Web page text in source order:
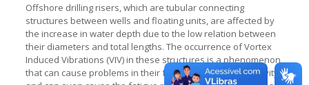
Offshore drilling risers, which are tubular connecting
structures between wells and floating units, are affected by
the increase in water depth due to the low relation between
their diameters and total lengths. The occurrence of Vortex
Induced Vibrations (VIV) in these structures is a phenomenon
that can cause problems in their functioning and productivity